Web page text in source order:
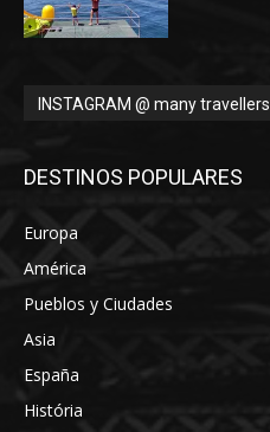
INSTAGRAM @ many travellers
DESTINOS POPULARES
Europa
América
Pueblos y Ciudades
Asia
España
História